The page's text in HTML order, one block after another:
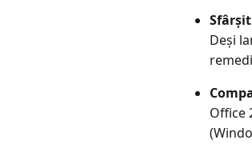
Deși
Office